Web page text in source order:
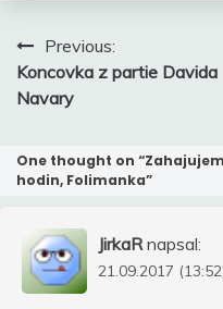
Navigace
příspěvek
Previous:
Koncovka z partie Davida
Navary
One thought on “
hodin, Folimanka”
JirkaR napsal:
21.09.2017